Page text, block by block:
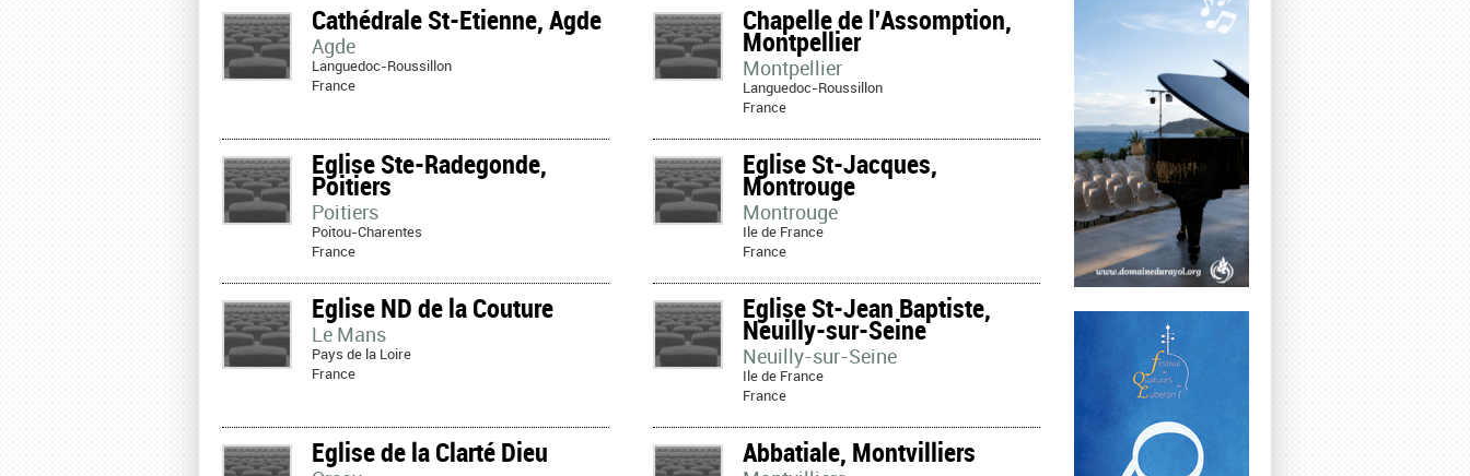
Cathédrale St-Etienne, Agde
Agde
Languedoc-Roussillon
France
Chapelle de l'Assomption,
Montpellier
Montpellier
Languedoc-Roussillon
France
Eglise Ste-Radegonde,
Poitiers
Poitiers
Poitou-Charentes
France
Eglise St-Jacques,
Montrouge
Montrouge
Ile de France
France
Eglise ND de la Couture
Le Mans
Pays de la Loire
France
Eglise St-Jean Baptiste,
Neuilly-sur-Seine
Neuilly-sur-Seine
Ile de France
France
Eglise de la Clarté Dieu Abbatiale, Montvilliers